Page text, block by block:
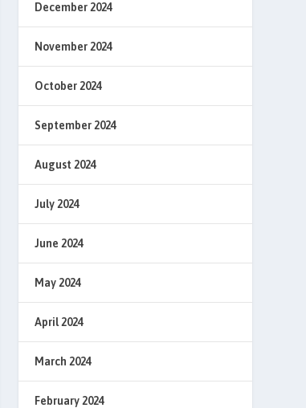
December 2024
November 2024
October 2024
September 2024
August 2024
July 2024
June 2024
May 2024
April 2024
March 2024
February 2024